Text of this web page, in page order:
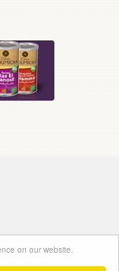
on our website.